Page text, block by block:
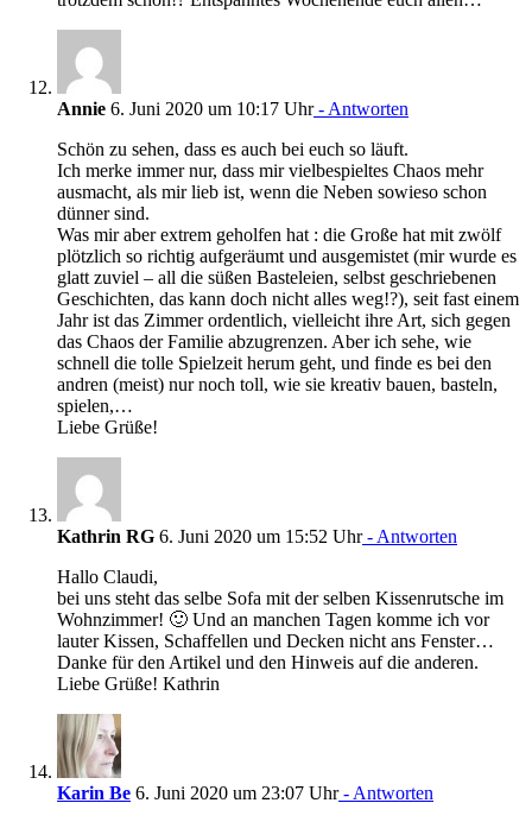
Annie 6. Juni 2020 um 10:17 Uhr- Antworten
Schön zu sehen, dass es auch bei euch so läuft.
Ich merke immer nur, dass mir vielbespieltes Chaos mehr
ausmacht, als mir lieb ist, wenn die Neben sowieso schon
dünner sind.
Was mir aber extrem geholfen hat : die Große hat mit zwölf
plötzlich so richtig aufgeräumt und ausgemistet (mir wurde es
glatt zuviel – all die süßen Basteleien, selbst geschriebenen
Geschichten, das kann doch nicht alles weg!?), seit fast einem
Jahr ist das Zimmer ordentlich, vielleicht ihre Art, sich gegen
das Chaos der Familie abzugrenzen. Aber ich sehe, wie
schnell die tolle Spielzeit herum geht, und finde es bei den
andren (meist) nur noch toll, wie sie kreativ bauen, basteln,
spielen,…
Liebe Grüße!
Kathrin RG 6. Juni 2020 um 15:52 Uhr- Antworten
Hallo Claudi,
bei uns steht das selbe Sofa mit der selben Kissenrutsche im
Wohnzimmer! 🙂 Und an manchen Tagen komme ich vor
lauter Kissen, Schaffellen und Decken nicht ans Fenster…
Danke für den Artikel und den Hinweis auf die anderen.
Liebe Grüße! Kathrin
Karin Be 6. Juni 2020 um 23:07 Uhr- Antworten